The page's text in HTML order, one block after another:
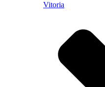
Vitoria